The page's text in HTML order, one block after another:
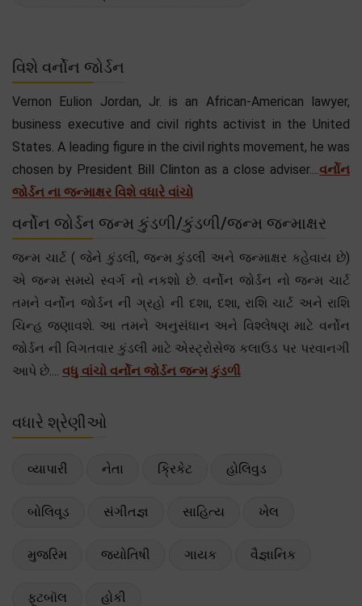
વિશે વર્નોન જોર્ડન
Vernon Eulion Jordan, Jr. is an African-American lawyer,
business executive and civil rights activist in the United
States. A leading figure in the civil rights movement, he was
chosen by President Bill Clinton as a close adviser....વર્નોન
જોર્ડન ના જન્માક્ષર વિશે વધારે વાંચો
વર્નોન જોર્ડન જન્મ કુંડળી/કુંડળી/જન્મ જન્માક્ષર
જન્મ ચાર્ટ ( જેને કુંડલી, જન્મ કુંડલી અને જન્માક્ષર કહેવાય છે)
એ જન્મ સમયે સ્વર્ગ નો નકશો છે. વર્નોન જોર્ડન નો જન્મ ચાર્ટ
તમને વર્નોન જોર્ડન ની ગ્રહો ની દશા, દશા, રાશિ ચાર્ટ અને રાશિ
ચિન્હ જણાવશે. આ તમને અનુસંધાન અને વિશ્લેષણ માટે વર્નોન
જોર્ડન ની વિગતવાર કુંડલી માટે એસ્ટ્રોસેજ કલાઉડ પર પરવાનગી
આપે છે.... વધુ વાંચો વર્નોન જોર્ડન જન્મ કુંડળી
વધારે શ્રેણીઓ
વ્યાપારી નેતા ક્રિકેટ હોલિવુડ
બોલિવૂડ સંગીતજ્ઞ સાહિત્ય ખેલ
મુજરિમ જ્યોતિષી ગાયક વૈજ્ઞાનિક
ફૂટબૉલ હોકી